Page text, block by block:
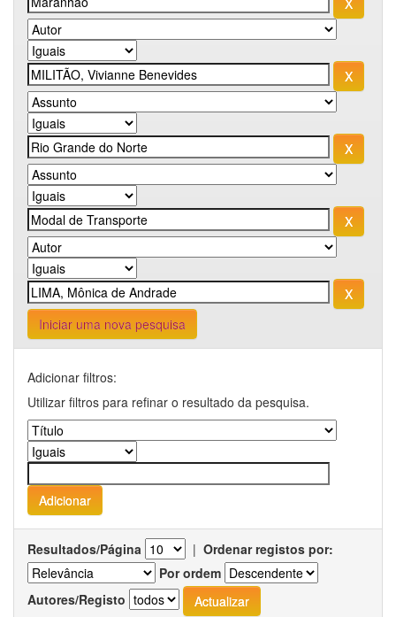
Iniciar uma nova pesquisa
Adicionar filtros:
Utilizar filtros para refinar o resultado da pesquisa.
Resultados/Página | Ordenar registos por:
Por ordem
Autores/Registo